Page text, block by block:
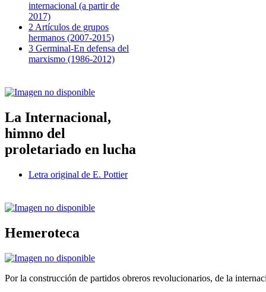
internacional (a partir de
2017)
2 Artículos de grupos
hermanos (2007-2015)
3 Germinal-En defensa del
marxismo (1986-2012)
La Internacional,
himno del
proletariado en lucha
Letra original de E. Pottier
Hemeroteca
Por la construcción de partidos obreros revolucionarios, de la